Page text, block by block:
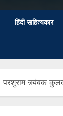
हिंदी साहित्यकार
परशुराम त्र्यंबक